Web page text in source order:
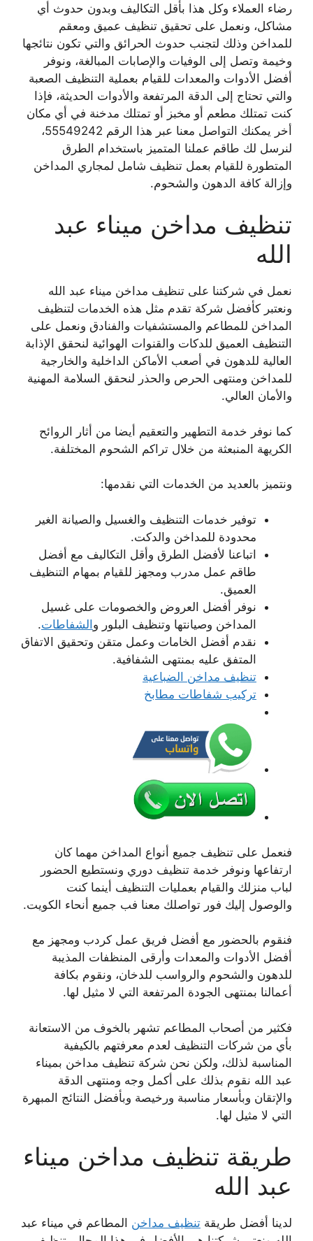
رضاء العملاء وكل هذا بأقل التكاليف وبدون حدوث أي
مشاكل، ونعمل على تحقيق تنظيف عميق ومعقم
للمداخن وذلك لتجنب حدوث الحرائق والتي تكون نتائجها
وخيمة وتصل إلى الوفيات والإصابات المبالغة، ونوفر
أفضل الأدوات والمعدات للقيام بعملية التنظيف الصعبة
والتي تحتاج إلى الدقة المرتفعة والأدوات الحديثة، فإذا
كنت تمتلك مطعم أو مخبز أو تمتلك مدخنة في أي مكان
أخر يمكنك التواصل معنا عبر هذا الرقم 55549242،
لنرسل لك طاقم عملنا المتميز باستخدام الطرق
المتطورة للقيام بعمل تنظيف شامل لمجاري المداخن
وإزالة كافة الدهون والشحوم.
تنظيف مداخن ميناء عبد
الله
نعمل في شركتنا على تنظيف مداخن ميناء عبد الله
ونعتبر كأفضل شركة تقدم مثل هذه الخدمات لتنظيف
المداخن للمطاعم والمستشفيات والفنادق ونعمل على
التنظيف العميق للدكات والقنوات الهوائية لنحقق الإذابة
العالية للدهون في أصعب الأماكن الداخلية والخارجية
للمداخن ومنتهى الحرص والحذر لنحقق السلامة المهنية
والأمان العالي.
كما نوفر خدمة التطهير والتعقيم أيضا من أثار الروائح
الكريهة المنبعثة من خلال تراكم الشحوم المختلفة.
ونتميز بالعديد من الخدمات التي نقدمها:
توفير خدمات التنظيف والغسيل والصيانة الغير
محدودة للمداخن والدكت.
اتباعنا لأفضل الطرق وأقل التكاليف مع أفضل
طاقم عمل مدرب ومجهز للقيام بمهام التنظيف
العميق.
نوفر أفضل العروض والخصومات على غسيل
المداخن وصيانتها وتنظيف البلور والشفاطات.
نقدم أفضل الخامات وعمل متقن وتحقيق الاتفاق
المتفق عليه بمنتهى الشفافية.
تنظيف مداخن الضباعية
تركيب شفاطات مطابخ
فنعمل على تنظيف جميع أنواع المداخن مهما كان
ارتفاعها ونوفر خدمة تنظيف دوري ونستطيع الحضور
لباب منزلك والقيام بعمليات التنظيف أينما كنت
والوصول إليك فور تواصلك معنا فب جميع أنحاء الكويت.
فنقوم بالحضور مع أفضل فريق عمل كردب ومجهز مع
أفضل الأدوات والمعدات وأرقى المنظفات المذيبة
للدهون والشحوم والرواسب للدخان، ونقوم بكافة
أعمالنا بمنتهى الجودة المرتفعة التي لا مثيل لها.
فكثير من أصحاب المطاعم تشهر بالخوف من الاستعانة
بأي من شركات التنظيف لعدم معرفتهم بالكيفية
المناسبة لذلك، ولكن نحن شركة تنظيف مداخن بميناء
عبد الله نقوم بذلك على أكمل وجه ومنتهى الدقة
والإتقان وبأسعار مناسبة ورخيصة وبأفضل النتائج المبهرة
التي لا مثيل لها.
طريقة تنظيف مداخن ميناء
عبد الله
لدينا أفضل طريقة تنظيف مداخن المطاعم في ميناء عبد